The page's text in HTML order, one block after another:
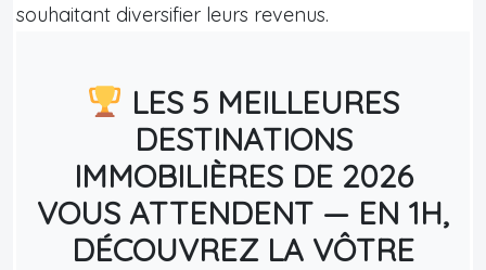
souhaitant diversifier leurs revenus.
LES 5 MEILLEURES
DESTINATIONS
IMMOBILIÈRES DE 2026
VOUS ATTENDENT — EN 1H,
DÉCOUVREZ LA VÔTRE